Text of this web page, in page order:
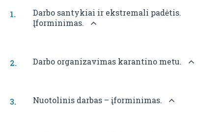
Darbo santykiai ir ekstremali padėtis.
Įforminimas.
Darbo organizavimas karantino metu.
Nuotolinis darbas – įforminimas.